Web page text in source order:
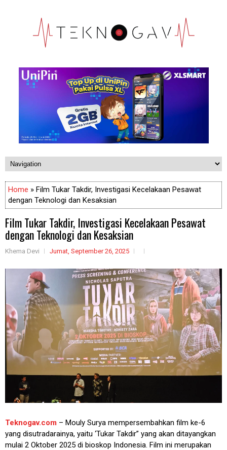
Home » Film Tukar Takdir, Investigasi Kecelakaan Pesawat
dengan Teknologi dan Kesaksian
Film Tukar Takdir, Investigasi Kecelakaan Pesawat
dengan Teknologi dan Kesaksian
Khema Devi Jumat, September 26, 2025
Teknogav.com – Mouly Surya mempersembahkan film ke-6
yang disutradarainya, yaitu ‘Tukar Takdir” yang akan ditayangkan
mulai 2 Oktober 2025 di bioskop Indonesia. Film ini merupakan